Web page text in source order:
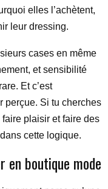
elles l’achètent,
leur dressing.
cases en même
et sensibilité
Et c’est
perçue. Si tu cherches
plaisir et faire des
cette logique.
en boutique mode